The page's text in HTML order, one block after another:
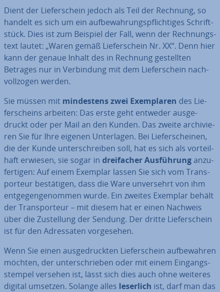
Dient der Lie­fer­schein jedoch als Teil der Rechnung, so
handelt es sich um ein auf­be­wah­rungs­pflich­ti­ges Schrift­
stück. Dies ist zum Beispiel der Fall, wenn der Rech­nungs­
text lautet: „Waren gemäß Lie­fer­schein Nr. XX“. Denn hier
kann der genaue Inhalt des in Rechnung ge­stell­ten
Betrages nur in Ver­bin­dung mit dem Lie­fer­schein nach­
voll­zo­gen werden.
Sie müssen mit min­des­tens zwei Ex­em­pla­ren des Lie­
fer­scheins arbeiten: Das erste geht entweder aus­ge­
druckt oder per Mail an den Kunden. Das zweite ar­chi­vie­
ren Sie für Ihre eigenen Un­ter­la­gen. Bei Lie­fer­schei­nen,
die der Kunde un­ter­schrei­ben soll, hat es sich als vor­teil­
haft erwiesen, sie sogar in drei­fa­cher Aus­füh­rungan­zu­
fer­ti­gen: Auf einem Exemplar lassen Sie sich vom Trans­
por­teur be­stä­ti­gen, dass die Ware un­ver­sehrt von ihm
ent­ge­gen­ge­nom­men wurde. Ein zweites Exemplar behält
der Trans­por­teur – mit diesem hat er einen Nachweis
über die Zu­stel­lung der Sendung. Der dritte Lie­fer­schein
ist für den Adres­sa­ten vor­ge­se­hen.
Wenn Sie einen aus­ge­druck­ten Lie­fer­schein auf­be­wah­ren
möchten, der un­ter­schrie­ben oder mit einem Ein­gangs­
stem­pel versehen ist, lässt sich dies auch ohne weiteres
digital umsetzen. Solange alles leserlich ist, darf man das